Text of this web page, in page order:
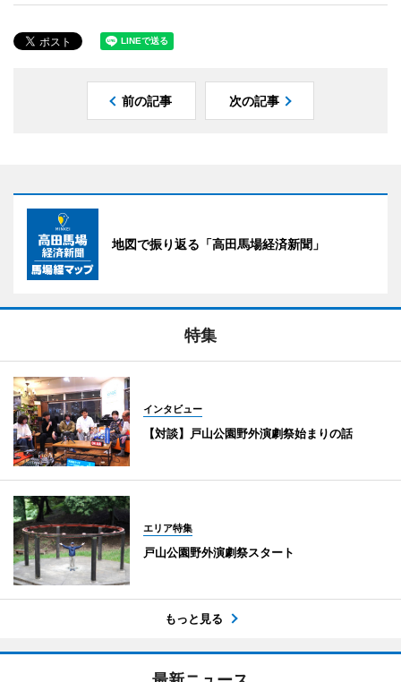
前の記事 次の記事
地図で振り返る「高田馬場経済新聞」
特集
インタビュー
【対談】戸山公園野外演劇祭始まりの話
エリア特集
戸山公園野外演劇祭スタート
もっと見る